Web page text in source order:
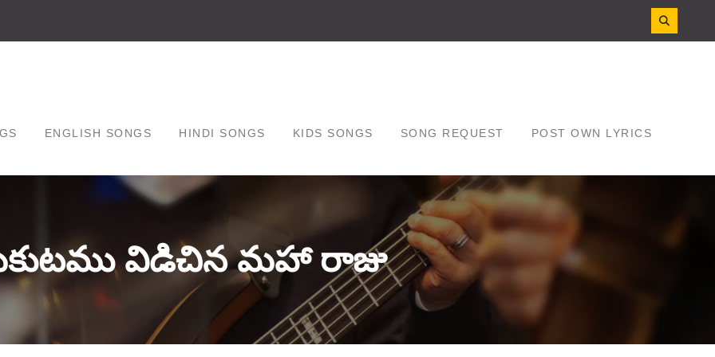
ENGLISH SONGS HINDI SONGS KIDS SONGS SONG REQUEST POST OWN LYRICS
విడిచిన మహా రాజు